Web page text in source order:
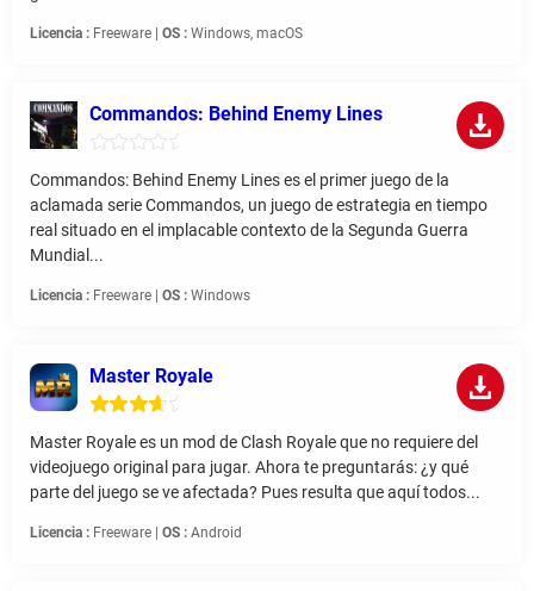
Licencia : Freeware | OS : Windows, macOS
Commandos: Behind Enemy Lines
Commandos: Behind Enemy Lines es el primer juego de la
aclamada serie Commandos, un juego de estrategia en tiempo
real situado en el implacable contexto de la Segunda Guerra
Mundial...
Licencia : Freeware | OS : Windows
Master Royale
Master Royale es un mod de Clash Royale que no requiere del
videojuego original para jugar. Ahora te preguntarás: ¿y qué
parte del juego se ve afectada? Pues resulta que aquí todos...
Licencia : Freeware | OS : Android